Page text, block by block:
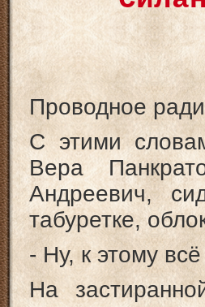
Проводное
С этими
Вера
Андреевич,
табуретке,
- Ну, к этому
На